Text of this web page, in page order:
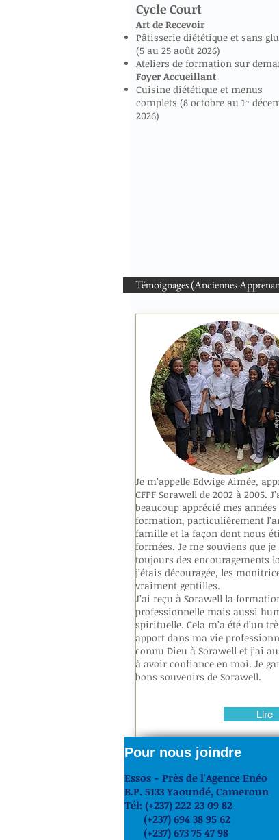
Cycle Court
Art de Recevoir
Pâtisserie diététique et sans
(5 au 25 août 2026)
Ateliers de formation sur
Foyer Accueillant
Cuisine diététique et menus
complets (8 octobre au 1ᵉʳ
2026)
Témoignages (Anciennes
Je m’appelle Edwige Aimée,
CFPF Sorawell de 2002 à 2005.
beaucoup apprécié mes années
formation, particulièrement
famille et la façon dont nous
formées. Je me souviens que je
toujours des encouragements
j’étais découragée, les
vraiment gentilles.
J’ai reçu à Sorawell la
professionnelle mais aussi
spirituelle. Cela m’a été d’un
apport dans ma vie
connu Dieu à Sorawell et j’ai
à avoir confiance en moi. Je
bons souvenirs de Sorawell.
Lire
Pour nous joindre
Essos - Près de l'Agence Enéo
B.P. 5133 Yaoundé, Cameroun
Tél: (+237) 222 23 09 82
(+237) 694 38 95 62
(+237) 673 75 47 98